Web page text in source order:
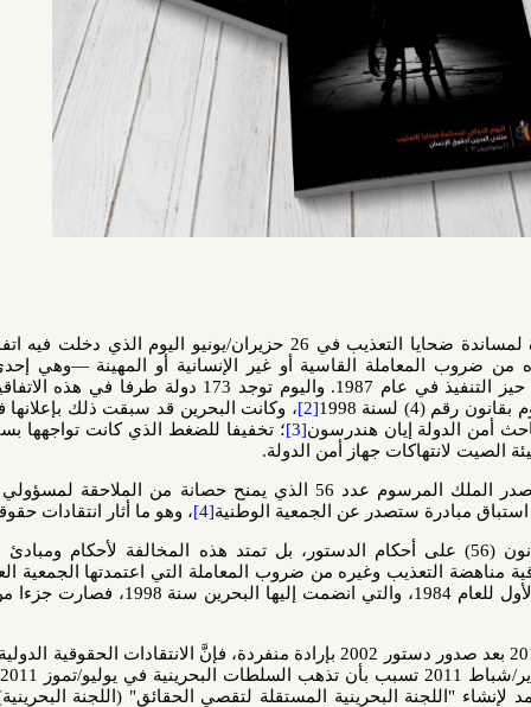
يُبرز اليوم الدولي للأمم المتحدة لمساندة ضحايا التعذيب في 26 حزيران/يونيو اليوم الذي دخلت فيه اتفاقية الأمم
القاسية أو غير الإنسانية أو المهينة —وهي إحدى الأدوات
في هذه الاتفاقية
.
[1]
وقد
[2]
، وكانت البحرين قد سبقت ذلك بإعلانها في فبراير/
[3]
؛ تخفيفا للضغط الذي كانت تواجهها بسبب الأزمة
جهاز أمن الدولة.
في أكتوبر/تشرين الأول 2002، أصدر الملك المرسوم عدد 56 الذي يمنح حصانة من الملاحقة لمسؤولي الحكومة،
ستصدر عن الجمعية الوطنية[4] ، وهو ما أثار انتقادات حقوقية[5]
.
مخالفة المرسوم بقانون (56) على أحكام الدستور، بل تمتد هذه المخالفة لأحكام ومبادئ الاتفاقيات
وغيره من ضروب المعاملة التي اعتمدتها الجمعية العامة للأمم
المتحدة في 10 ديسمبر/ كانون الأول للعام 1984، والتي انضمت إليها البحرين سنة 1998، فصارت جزءا من التشريع
رغم رصد حالات انتهاكات قبل 2011 بعد صدور دستور 2002 بإرادة منفردة، فإنَّ الانتقادات الحقوقية الدولية لما حدث
من انتهاكات حقوقية بعد 14 فبراير/شباط 2011 تسبب بأن تذهب السلطات البحرينية في يوليو/تموز 2011، ردا على
البحرينية المستقلة لتقصي الحقائق" (اللجنة البحرينية) للتحقيق